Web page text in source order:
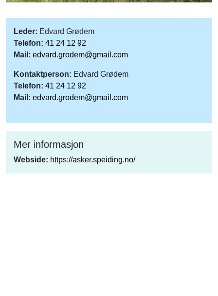
Leder: Edvard Grødem
Telefon: 41 24 12 92
Mail: edvard.grodem@gmail.com
Kontaktperson: Edvard Grødem
Telefon: 41 24 12 92
Mail: edvard.grodem@gmail.com
Mer informasjon
Webside: https://asker.speiding.no/